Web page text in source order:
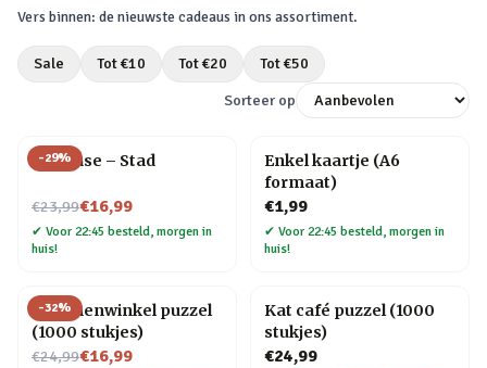
Vers binnen: de nieuwste cadeaus in ons assortiment.
Sale Tot €10 Tot €20 Tot €50
Sorteer op
-29%
Flip Vase – Stad
€23,99
Nu voor€16,99
✔ Voor 22:45 besteld, morgen in
huis!
Enkel kaartje (A6
formaat)
€1,99
✔ Voor 22:45 besteld, morgen in
huis!
-32%
Bloemenwinkel puzzel
(1000 stukjes)
€24,99
Nu voor€16,99
Kat café puzzel (1000
stukjes)
€24,99